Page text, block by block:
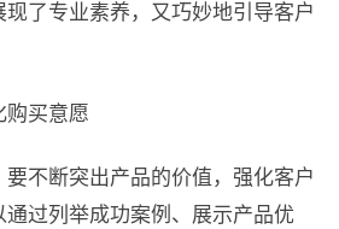
了专业素养，又巧妙地引导客户
购买意愿
不断突出产品的价值，强化客户
通过列举成功案例、展示产品优